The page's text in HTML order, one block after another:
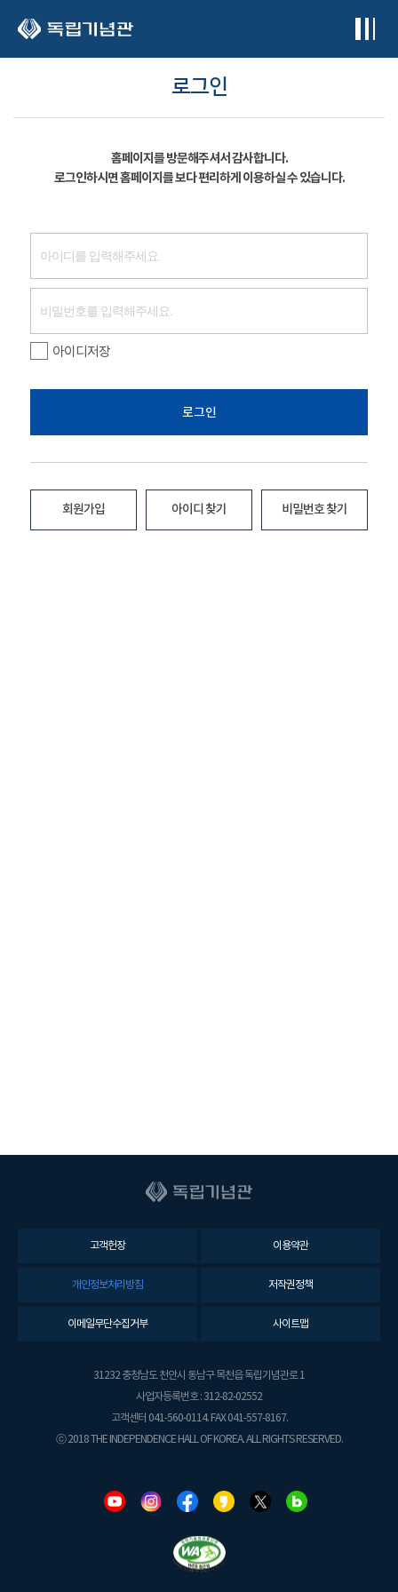
로그인
홈페이지를 방문해주셔서 감사합니다.
로그인하시면 홈페이지를 보다 편리하게 이용하실 수 있습니다.
아이디저장
로그인
회원가입 아이디 찾기 비밀번호 찾기
고객헌장 이용약관
개인정보처리방침 저작권정책
이메일무단수집거부 사이트맵
31232 충청남도 천안시 동남구 목천읍 독립기념관로 1
사업자등록번호 : 312-82-02552
고객센터 041-560-0114. FAX 041-557-8167.
ⓒ 2018 THE INDEPENDENCE HALL OF KOREA. ALL RIGHTS RESERVED.